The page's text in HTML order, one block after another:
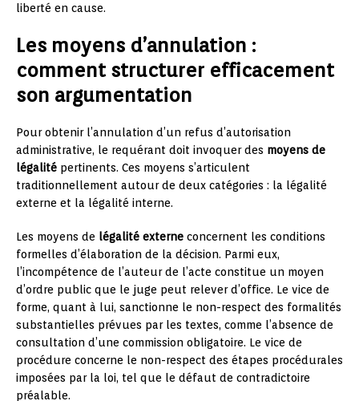
liberté en cause.
Les moyens d’annulation :
comment structurer efficacement
son argumentation
Pour obtenir l’annulation d’un refus d’autorisation
administrative, le requérant doit invoquer des moyens de
légalité pertinents. Ces moyens s’articulent
traditionnellement autour de deux catégories : la légalité
externe et la légalité interne.
Les moyens de légalité externe concernent les conditions
formelles d’élaboration de la décision. Parmi eux,
l’incompétence de l’auteur de l’acte constitue un moyen
d’ordre public que le juge peut relever d’office. Le vice de
forme, quant à lui, sanctionne le non-respect des formalités
substantielles prévues par les textes, comme l’absence de
consultation d’une commission obligatoire. Le vice de
procédure concerne le non-respect des étapes procédurales
imposées par la loi, tel que le défaut de contradictoire
préalable.